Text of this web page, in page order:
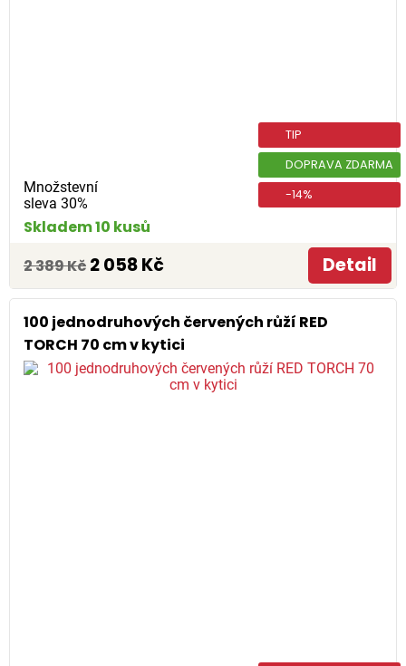
Množstevní
sleva 30%
TIP
DOPRAVA ZDARMA
-14%
Skladem 10 kusů
2 389 Kč 2 058 Kč Detail
100 jednodruhových červených růží RED
TORCH 70 cm v kytici